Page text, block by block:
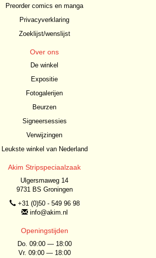
Preorder comics en manga
Privacyverklaring
Zoeklijst/wenslijst
Over ons
De winkel
Expositie
Fotogalerijen
Beurzen
Signeersessies
Verwijzingen
Leukste winkel van Nederland
Akim Stripspeciaalzaak
Ulgersmaweg 14
9731 BS Groningen
+31 (0)50 - 549 96 98
info@akim.nl
Openingstijden
Do. 09:00 — 18:00
Vr. 09:00 — 18:00